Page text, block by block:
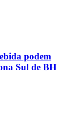
podem
Sul de BH